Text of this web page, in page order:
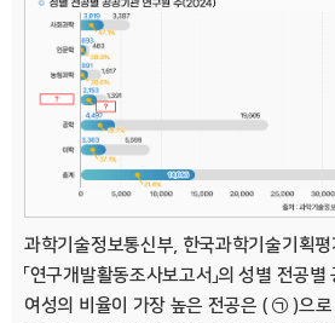
과학기술정보통신부, 한국과학기술기획평
「연구개발활동조사보고서」의 성별 전공
여성의 비율이 가장 높은 전공은 ( ㉠ )으